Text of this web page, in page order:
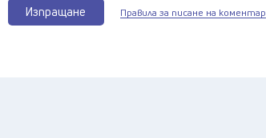
Изпращане Правила за писане на коментар